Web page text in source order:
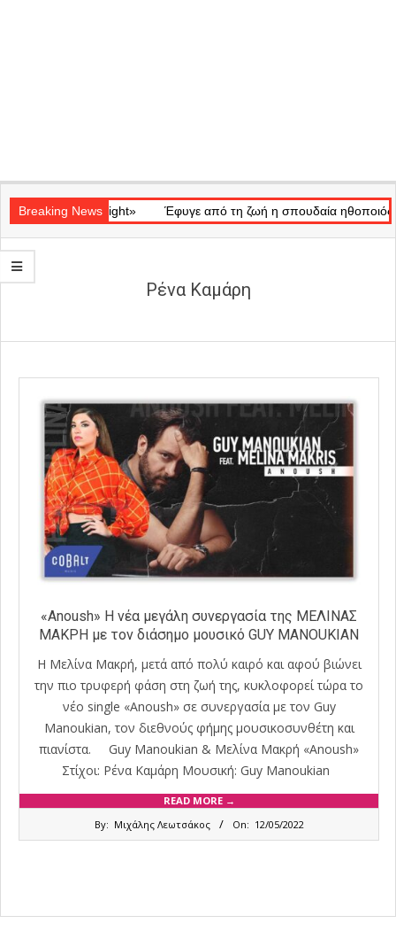
Navigation
Menu
Breaking News
«Ray of Light» Έφυγε από τη ζωή η σπουδαία ηθοποιός Μάρω
Ρένα Καμάρη
«Anoush» Η νέα μεγάλη συνεργασία της ΜΕΛΙΝΑΣ
ΜΑΚΡΗ με τον διάσημο μουσικό GUY MANOUKIAN
Η Μελίνα Μακρή, μετά από πολύ καιρό και αφού βιώνει
την πιο τρυφερή φάση στη ζωή της, κυκλοφορεί τώρα το
νέο single «Anoush» σε συνεργασία με τον Guy
Manoukian, τον διεθνούς φήμης μουσικοσυνθέτη και
πιανίστα. Guy Manoukian & Mελίνα Μακρή «Anoush»
Στίχοι: Ρένα Καμάρη Μουσική: Guy Manoukian
READ MORE →
By: Μιχάλης Λεωτσάκος On: 12/05/2022